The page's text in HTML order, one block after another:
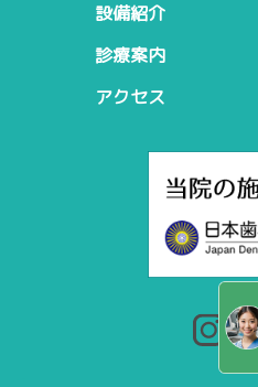
設備紹介
診療案内
アクセス